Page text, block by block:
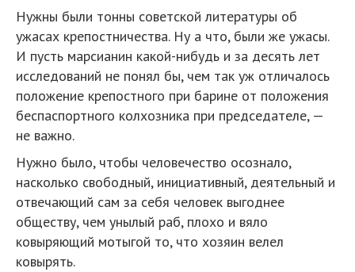
Нужны были тонны советской литературы об
ужасах крепостничества. Ну а что, были же ужасы.
И пусть марсианин какой-нибудь и за десять лет
исследований не понял бы, чем так уж отличалось
положение крепостного при барине от положения
беспаспортного колхозника при председателе, —
не важно.
Нужно было, чтобы человечество осознало,
насколько свободный, инициативный, деятельный и
отвечающий сам за себя человек выгоднее
обществу, чем унылый раб, плохо и вяло
ковыряющий мотыгой то, что хозяин велел
ковырять.